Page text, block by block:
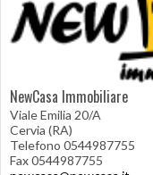
NewCasa Immobiliare
Viale Emilia 20/A
Cervia (RA)
Telefono 0544987755
Fax 0544987755